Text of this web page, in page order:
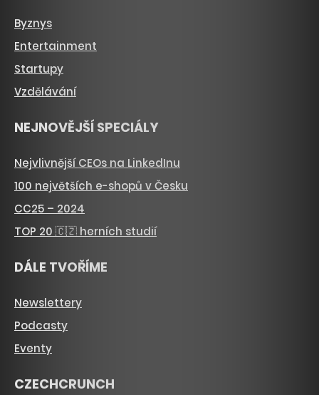
Byznys
Entertainment
Startupy
Vzdělávání
NEJNOVĚJŠÍ SPECIÁLY
Nejvlivnější CEOs na LinkedInu
100 největších e-shopů v Česku
CC25 – 2024
TOP 20 🇨🇿 herních studií
DÁLE TVOŘÍME
Newslettery
Podcasty
Eventy
CZECHCRUNCH